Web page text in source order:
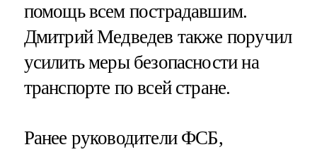
помощь всем пострадавшим.
Дмитрий Медведев также поручил
усилить меры безопасности на
транспорте по всей стране.
Ранее руководители ФСБ,